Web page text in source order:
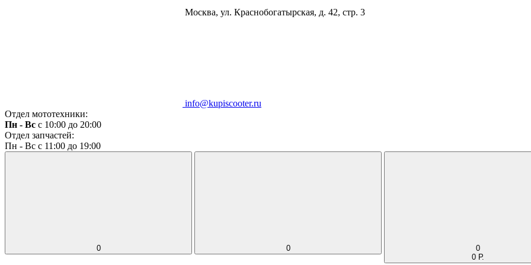
Москва, ул. Краснобогатырская, д. 42, стр. 3
info@kupiscooter.ru
Отдел мототехники:
Пн - Вс с 10:00 до 20:00
Отдел запчастей:
Пн - Вс с 11:00 до 19:00
0 0
0
0 Р.